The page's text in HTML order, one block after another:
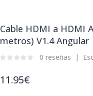
Cable HDMI a HDMI
metros) V1.4 Angular
0 reseñas
11.95€